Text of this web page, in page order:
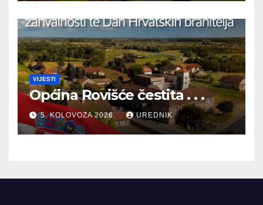
VIJESTI
Općina Rovišće čestita . . .
5. KOLOVOZA 2026. UREDNIK